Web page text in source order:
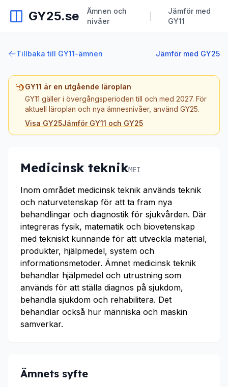
GY25.se
Ämnen och
nivåer
Jämför med
GY11
Tillbaka till GY11-ämnen Jämför med GY25
GY11 är en utgående läroplan
GY11 gäller i övergångsperioden till och med 2027. För
aktuell läroplan och nya ämnesnivåer, använd GY25.
Visa GY25Jämför GY11 och GY25
Medicinsk teknikMEI
Inom området medicinsk teknik används teknik
och naturvetenskap för att ta fram nya
behandlingar och diagnostik för sjukvården. Där
integreras fysik, matematik och biovetenskap
med tekniskt kunnande för att utveckla material,
produkter, hjälpmedel, system och
informationsmetoder. Ämnet medicinsk teknik
behandlar hjälpmedel och utrustning som
används för att ställa diagnos på sjukdom,
behandla sjukdom och rehabilitera. Det
behandlar också hur människa och maskin
samverkar.
Ämnets syfte